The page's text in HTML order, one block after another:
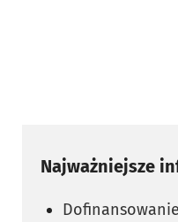
Najważniejsze